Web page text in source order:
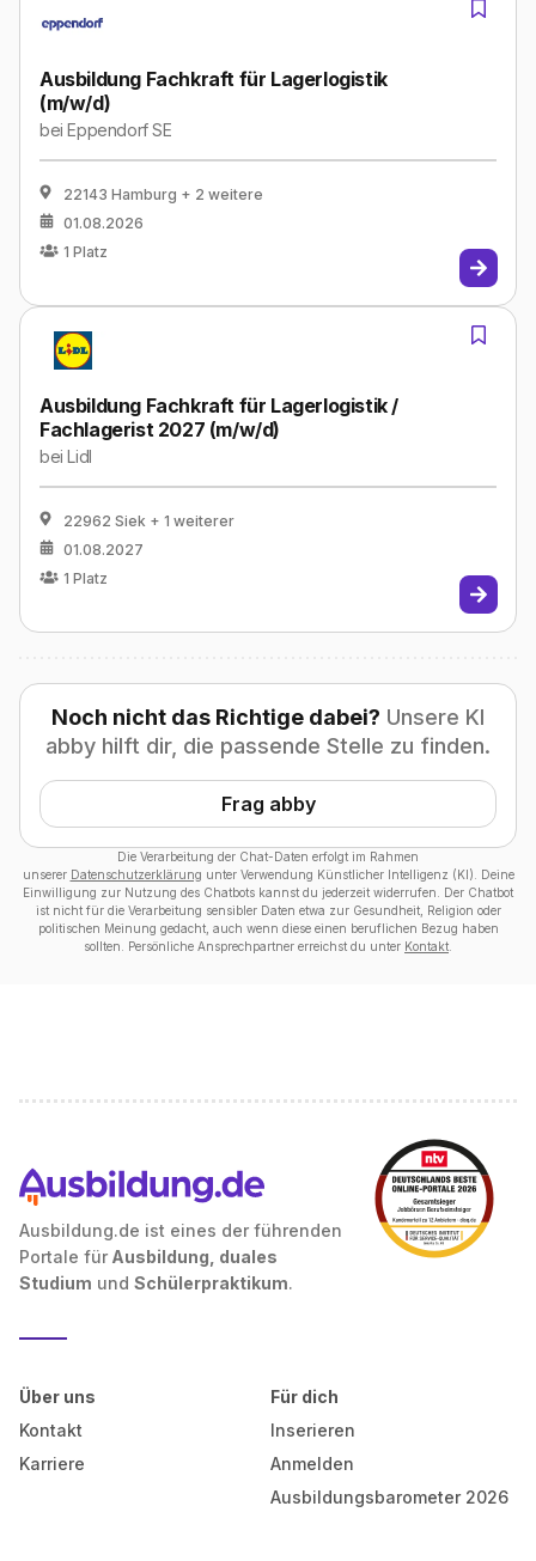
Ausbildung Fachkraft für Lagerlogistik
(m/w/d)
beiEppendorf SE
22143 Hamburg + 2 weitere
01.08.2026
1 Platz
Ausbildung Fachkraft für Lagerlogistik /
Fachlagerist 2027 (m/w/d)
beiLidl
22962 Siek + 1 weiterer
01.08.2027
1 Platz
Noch nicht das Richtige dabei? Unsere KI
abby hilft dir, die passende Stelle zu finden.
Frag abby
Die Verarbeitung der Chat-Daten erfolgt im Rahmen
unserer Datenschutzerklärung unter Verwendung Künstlicher Intelligenz (KI). Deine
Einwilligung zur Nutzung des Chatbots kannst du jederzeit widerrufen. Der Chatbot
ist nicht für die Verarbeitung sensibler Daten etwa zur Gesundheit, Religion oder
politischen Meinung gedacht, auch wenn diese einen beruflichen Bezug haben
sollten. Persönliche Ansprechpartner erreichst du unter Kontakt
Ausbildung.de ist eines der führenden
Portale für Ausbildung, duales
Studium und Schülerpraktikum.
Über uns
Kontakt
Karriere
Für dich
Inserieren
Anmelden
Ausbildungsbarometer 2026